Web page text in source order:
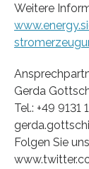
Weitere
Gerda
Tel.: +49 9131
Folgen Sie